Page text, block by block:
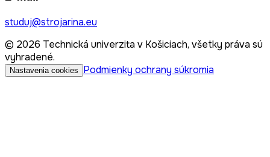
studuj@strojarina.eu
© 2026 Technická univerzita v Košiciach, všetky práva sú
vyhradené.
Nastavenia cookies Podmienky ochrany súkromia